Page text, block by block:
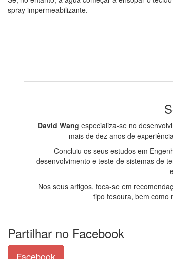
spray impermeabilizante.
David Wang especializa-se no
mais de dez anos de
Concluiu os seus estudos em
desenvolvimento e teste de sistemas de
Nos seus artigos, foca-se em
tipo tesoura, bem como
Partilhar no Facebook
Facebook